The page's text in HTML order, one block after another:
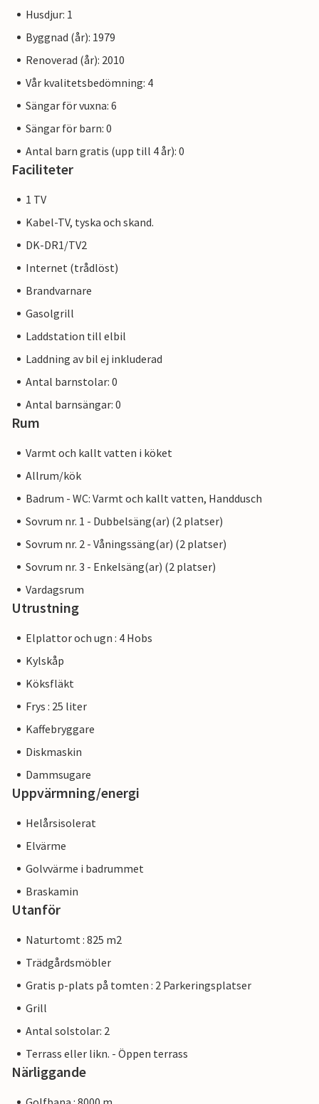
Husdjur: 1
Byggnad (år): 1979
Renoverad (år): 2010
Vår kvalitetsbedömning: 4
Sängar för vuxna: 6
Sängar för barn: 0
Antal barn gratis (upp till 4 år): 0
Faciliteter
1 TV
Kabel-TV, tyska och skand.
DK-DR1/TV2
Internet (trådlöst)
Brandvarnare
Gasolgrill
Laddstation till elbil
Laddning av bil ej inkluderad
Antal barnstolar: 0
Antal barnsängar: 0
Rum
Varmt och kallt vatten i köket
Allrum/kök
Badrum - WC: Varmt och kallt vatten, Handdusch
Sovrum nr. 1 - Dubbelsäng(ar) (2 platser)
Sovrum nr. 2 - Våningssäng(ar) (2 platser)
Sovrum nr. 3 - Enkelsäng(ar) (2 platser)
Vardagsrum
Utrustning
Elplattor och ugn : 4 Hobs
Kylskåp
Köksfläkt
Frys : 25 liter
Kaffebryggare
Diskmaskin
Dammsugare
Uppvärmning/energi
Helårsisolerat
Elvärme
Golvvärme i badrummet
Braskamin
Utanför
Naturtomt : 825 m2
Trädgårdsmöbler
Gratis p-plats på tomten : 2 Parkeringsplatser
Grill
Antal solstolar: 2
Terrass eller likn. - Öppen terrass
Närliggande